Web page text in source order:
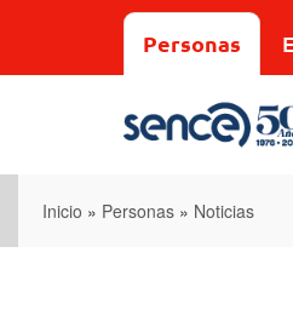
Personas
Inicio » Personas » Noticias